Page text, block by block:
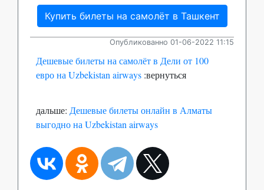
Купить билеты на самолёт в Ташкент
Опубликованно 01-06-2022 11:15
Дешевые билеты на самолёт в Дели от 100
евро на Uzbekistan airways :вернуться
дальше: Дешевые билеты онлайн в Алматы
выгодно на Uzbekistan airways